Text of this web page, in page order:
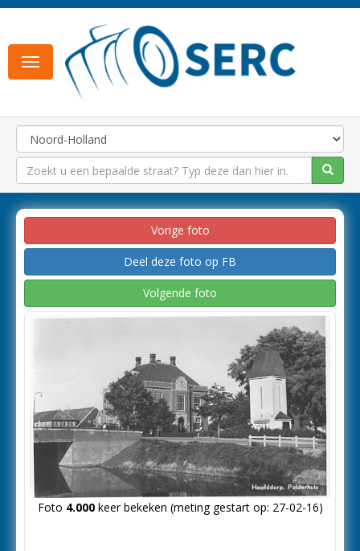
Toggle
navigation
Vorige foto
Deel deze foto op FB
Volgende foto
Foto 4.000keer bekeken (meting gestart op: 27-02-16)